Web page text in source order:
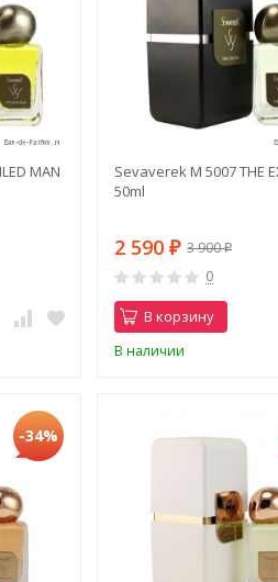
MAN
Sevaverek M 5007 THE
50ml
2 590₽ 3 900₽
0
В корзину
В наличии
-34%